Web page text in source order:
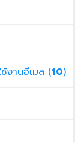
งานอีเมล (10)